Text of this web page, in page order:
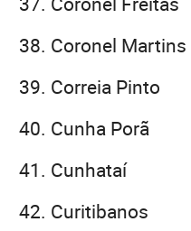
Coronel Martins
Correia Pinto
Cunha Porã
Cunhataí
Curitibanos